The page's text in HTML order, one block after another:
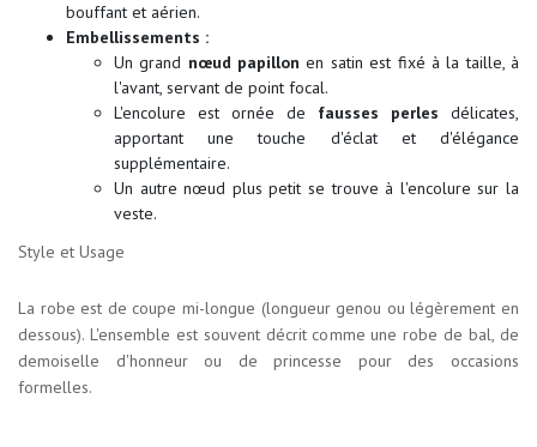
bouffant et aérien.
Embellissements :
Un grand nœud papillon en satin est fixé à la taille, à
l'avant, servant de point focal.
L'encolure est ornée de fausses perles délicates,
apportant une touche d'éclat et d'élégance
supplémentaire.
Un autre nœud plus petit se trouve à l'encolure sur la
veste.
Style et Usage
La robe est de coupe mi-longue (longueur genou ou légèrement en
dessous). L'ensemble est souvent décrit comme une robe de bal, de
demoiselle d'honneur ou de princesse pour des occasions
formelles.